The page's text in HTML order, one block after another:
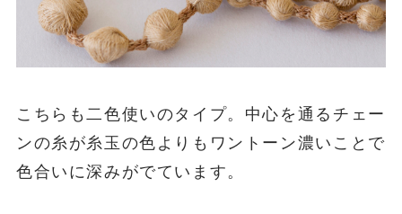
こちらも二色使いのタイプ。中心を通るチェー
ンの糸が糸玉の色よりもワントーン濃いことで
色合いに深みがでています。